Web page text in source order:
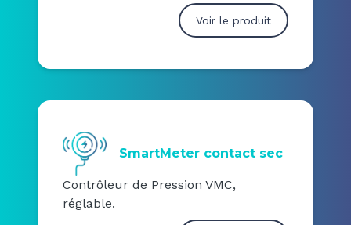
Voir le produit
SmartMeter contact sec
Contrôleur de Pression VMC,
réglable.